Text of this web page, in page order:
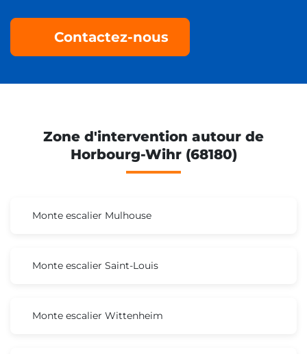
Contactez-nous
Zone d'intervention autour de
Horbourg-Wihr (68180)
Monte escalier Mulhouse
Monte escalier Saint-Louis
Monte escalier Wittenheim